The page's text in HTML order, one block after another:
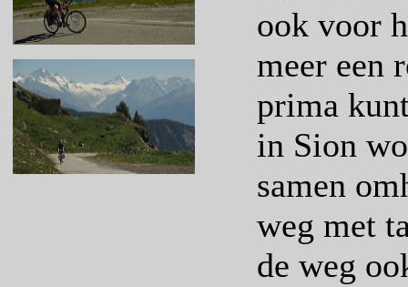
ook voor
meer een
prima
in Sion
samen
weg met
de weg